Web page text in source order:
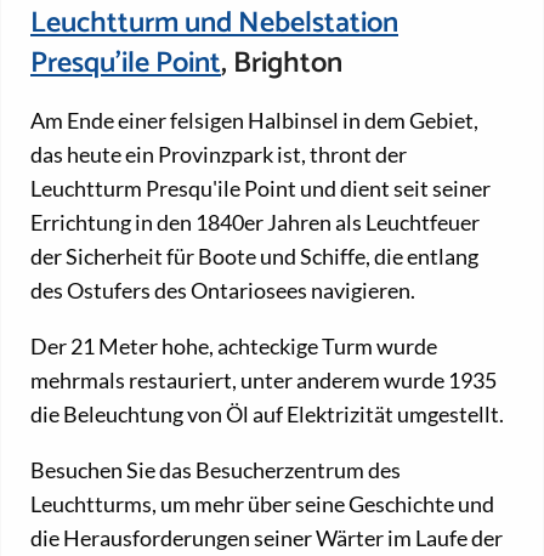
Leuchtturm und Nebelstation
Presqu'ile Point, Brighton
Am Ende einer felsigen Halbinsel in dem Gebiet,
das heute ein Provinzpark ist, thront der
Leuchtturm Presqu'ile Point und dient seit seiner
Errichtung in den 1840er Jahren als Leuchtfeuer
der Sicherheit für Boote und Schiffe, die entlang
des Ostufers des Ontariosees navigieren.
Der 21 Meter hohe, achteckige Turm wurde
mehrmals restauriert, unter anderem wurde 1935
die Beleuchtung von Öl auf Elektrizität umgestellt.
Besuchen Sie das Besucherzentrum des
Leuchtturms, um mehr über seine Geschichte und
die Herausforderungen seiner Wärter im Laufe der